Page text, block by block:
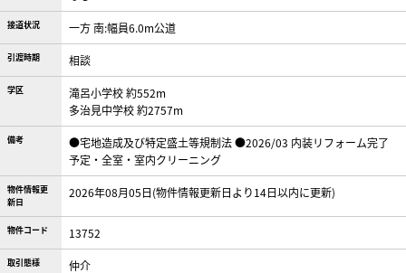
接道状況 一方 南:幅員6.0m公道
引渡時期 相談
学区
滝呂小学校 約552m
多治見中学校 約2757m
備考
●宅地造成及び特定盛土等規制法 ●2026/03 内装リフォーム完了
予定・全室・室内クリーニング
物件情報更
新日
2026年08月05日(物件情報更新日より14日以内に更新)
物件コード 13752
取引態様 仲介